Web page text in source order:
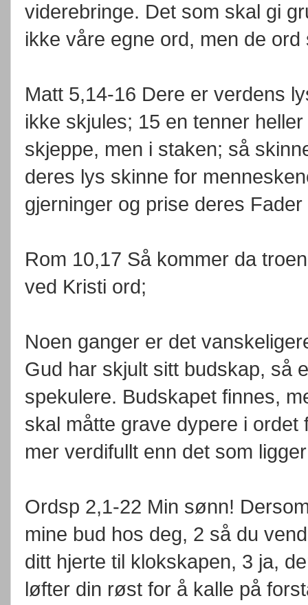
viderebringe. Det som skal gi
ikke våre egne ord, men de
Matt 5,14-16 Dere er verdens
ikke skjules; 15 en tenner
skjeppe, men i staken; så
deres lys skinne for
gjerninger og prise deres
Rom 10,17 Så kommer da
ved Kristi ord;
Noen ganger er det
Gud har skjult sitt budskap, så
spekulere. Budskapet finnes,
skal måtte grave dypere i
mer verdifullt enn det som
Ordsp 2,1-22 Min sønn!
mine bud hos deg, 2 så du
ditt hjerte til klokskapen, 3 ja,
løfter din røst for å kalle på